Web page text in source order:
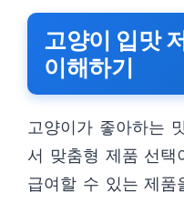
고양이 입맛
이해하기
고양이가 좋아하는
서 맞춤형 제품 선택
급여할 수 있는 제품